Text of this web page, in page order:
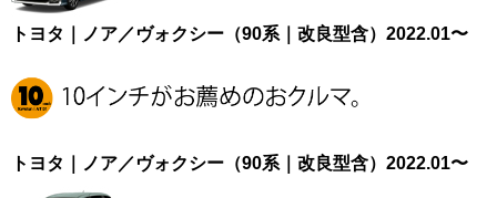
トヨタ｜ノア／ヴォクシー（90系｜改良型含）2022.01〜
トヨタ｜ノア／ヴォクシー（90系｜改良型含）2022.01〜